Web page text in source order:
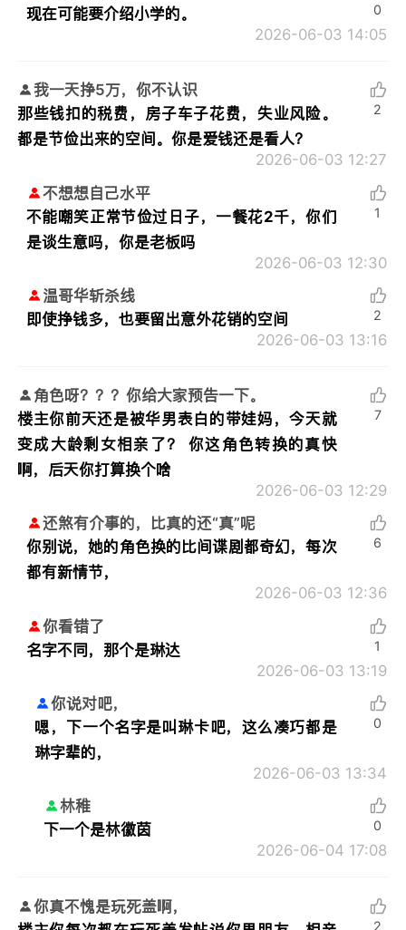
现在可能要介绍小学的。
2026-06-03 14:05
0
我一天挣5万，你不认识
那些钱扣的税费，房子车子花费，失业风险。
都是节俭出来的空间。你是爱钱还是看人？
2026-06-03 12:27
2
不想想自己水平
不能嘲笑正常节俭过日子，一餐花2千，你们
是谈生意吗，你是老板吗
2026-06-03 12:30
1
温哥华斩杀线
即使挣钱多，也要留出意外花销的空间
2026-06-03 13:16
2
角色呀？？？你给大家预告一下。
楼主你前天还是被华男表白的带娃妈，今天就
变成大龄剩女相亲了？ 你这角色转换的真快
啊，后天你打算换个啥
2026-06-03 12:29
7
还煞有介事的，比真的还“真”呢
你别说，她的角色换的比间谍剧都奇幻，每次
都有新情节，
2026-06-03 12:36
6
你看错了
名字不同，那个是琳达
2026-06-03 13:19
1
你说对吧，
嗯，下一个名字是叫琳卡吧，这么凑巧都是
琳字辈的，
2026-06-03 13:34
0
林稚
下一个是林徽茵
2026-06-04 17:08
0
你真不愧是玩死盖啊，
2